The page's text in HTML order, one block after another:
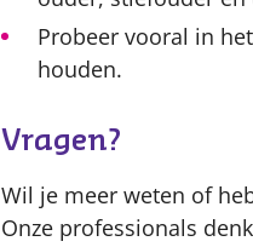
Probeer vooral in
houden.
Vragen?
Wil je meer weten of
Onze professionals